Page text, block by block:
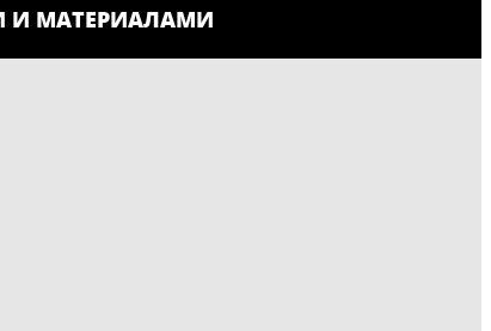
И МАТЕРИАЛАМИ